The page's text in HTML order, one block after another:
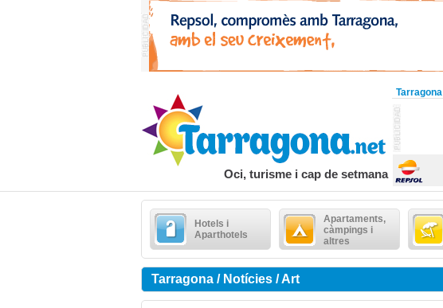
Tarragona
Oci, turisme i cap de setmana
Hotels i
Aparthotels
Apartaments,
càmpings i
altres
Tarragona / Notícies / Art